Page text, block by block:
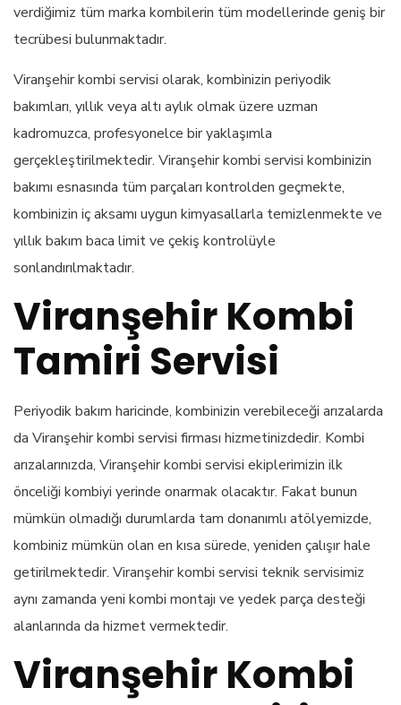
verdiğimiz tüm marka kombilerin tüm modellerinde geniş bir
tecrübesi bulunmaktadır.
Viranşehir kombi servisi olarak, kombinizin periyodik
bakımları, yıllık veya altı aylık olmak üzere uzman
kadromuzca, profesyonelce bir yaklaşımla
gerçekleştirilmektedir. Viranşehir kombi servisi kombinizin
bakımı esnasında tüm parçaları kontrolden geçmekte,
kombinizin iç aksamı uygun kimyasallarla temizlenmekte ve
yıllık bakım baca limit ve çekiş kontrolüyle
sonlandırılmaktadır.
Viranşehir Kombi
Tamiri Servisi
Periyodik bakım haricinde, kombinizin verebileceği arızalarda
da Viranşehir kombi servisi firması hizmetinizdedir. Kombi
arızalarınızda, Viranşehir kombi servisi ekiplerimizin ilk
önceliği kombiyi yerinde onarmak olacaktır. Fakat bunun
mümkün olmadığı durumlarda tam donanımlı atölyemizde,
kombiniz mümkün olan en kısa sürede, yeniden çalışır hale
getirilmektedir. Viranşehir kombi servisi teknik servisimiz
aynı zamanda yeni kombi montajı ve yedek parça desteği
alanlarında da hizmet vermektedir.
Viranşehir Kombi